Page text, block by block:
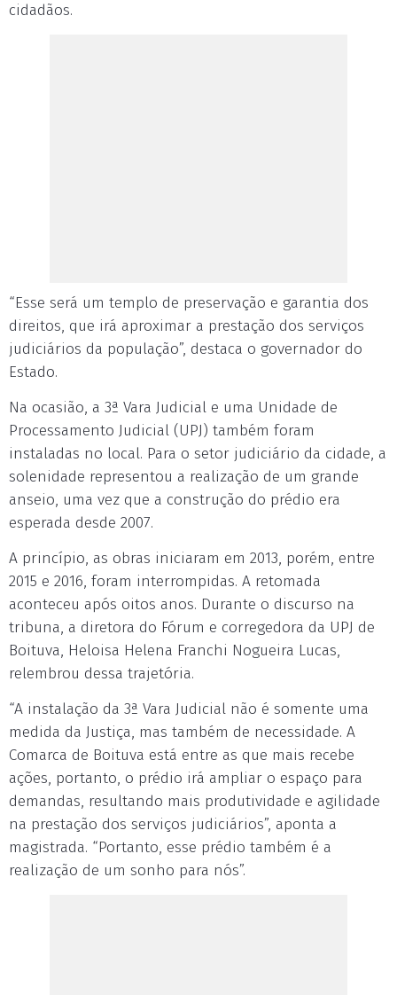
cidadãos.
“Esse será um templo de preservação e garantia dos
direitos, que irá aproximar a prestação dos serviços
judiciários da população”, destaca o governador do
Estado.
Na ocasião, a 3ª Vara Judicial e uma Unidade de
Processamento Judicial (UPJ) também foram
instaladas no local. Para o setor judiciário da cidade, a
solenidade representou a realização de um grande
anseio, uma vez que a construção do prédio era
esperada desde 2007.
A princípio, as obras iniciaram em 2013, porém, entre
2015 e 2016, foram interrompidas. A retomada
aconteceu após oitos anos. Durante o discurso na
tribuna, a diretora do Fórum e corregedora da UPJ de
Boituva, Heloisa Helena Franchi Nogueira Lucas,
relembrou dessa trajetória.
“A instalação da 3ª Vara Judicial não é somente uma
medida da Justiça, mas também de necessidade. A
Comarca de Boituva está entre as que mais recebe
ações, portanto, o prédio irá ampliar o espaço para
demandas, resultando mais produtividade e agilidade
na prestação dos serviços judiciários”, aponta a
magistrada. “Portanto, esse prédio também é a
realização de um sonho para nós”.